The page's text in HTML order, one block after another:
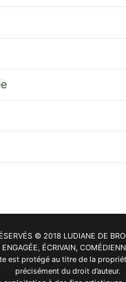
© 2018 LUDIANE DE
ENGAGÉE, ÉCRIVAIN,
est protégé au titre de la
précisément du droit d’auteur.